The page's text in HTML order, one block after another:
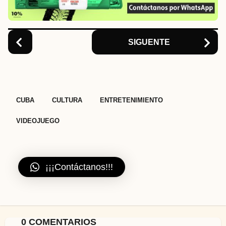
o
n
SIGUENTE
CUBA CULTURA ENTRETENIMIENTO
VIDEOJUEGO
¡¡¡Contáctanos!!!
0 COMENTARIOS